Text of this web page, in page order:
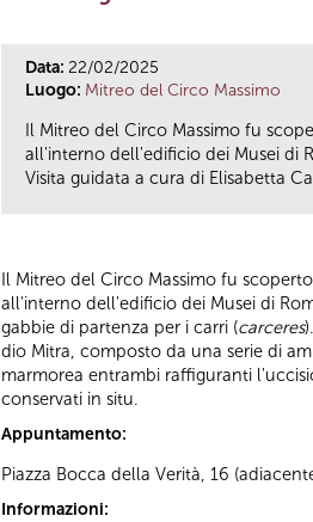
Data: 22/02/2025
Luogo: Mitreo del Circo Massimo
Il Mitreo del Circo Massimo fu
all'interno dell'edificio dei Musei di
Visita guidata a cura di Elisabetta
Il Mitreo del Circo Massimo fu
all'interno dell'edificio dei Musei di
gabbie di partenza per i carri (carceres
dio Mitra, composto da una serie di
marmorea entrambi raffiguranti
conservati in situ.
Appuntamento:
Piazza Bocca della Verità, 16
Informazioni: